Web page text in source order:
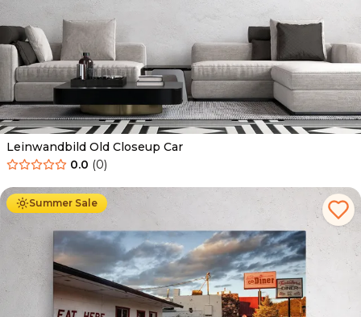
Leinwandbild Old Closeup Car
0.0 (0)
Summer Sale
Ab 39.90 € 34.90